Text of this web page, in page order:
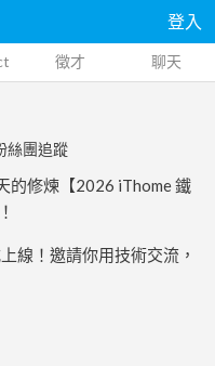
登入
徵才 聊天
絲團追蹤
的修煉【2026 iThome 鐵
線！邀請你用技術交流，